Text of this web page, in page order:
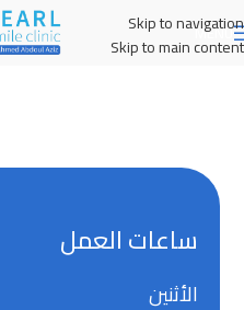
Skip to navigation
Skip to main content
MENU
ساعات العمل
الأثنين